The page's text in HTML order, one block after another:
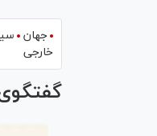
جهان
خارجی